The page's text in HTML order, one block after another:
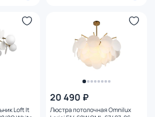
Loft It
20 490 ₽
Люстра потолочная Omnilux